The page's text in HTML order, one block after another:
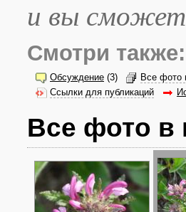
и вы
Смотри также:
Обсуждение (3) Все фото
Ссылки для публикаций
Все фото в